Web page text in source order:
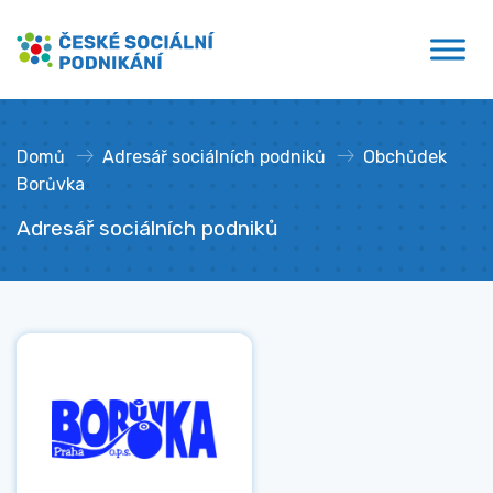
obsahu
České sociální podnikání
Domů » Adresář sociálních podniků »
Obchůdek
Borůvka
Adresář sociálních podniků